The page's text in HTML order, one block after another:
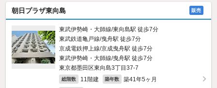
朝日プラザ東向島 販売
東武伊勢崎・大師線/東向島駅 徒歩7分
東武鉄道亀戸線/曳舟駅 徒歩7分
京成電鉄押上線/京成曳舟駅 徒歩7分
東武伊勢崎・大師線/曳舟駅 徒歩7分
東京都墨田区東向島3丁目37-7
総階数 11階建 築年数 築41年5ヶ月